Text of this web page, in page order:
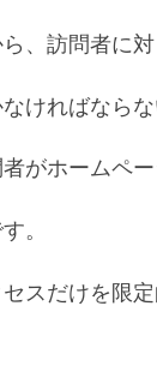
、訪問者に対
ければならな
がホームペ
。
スだけを限